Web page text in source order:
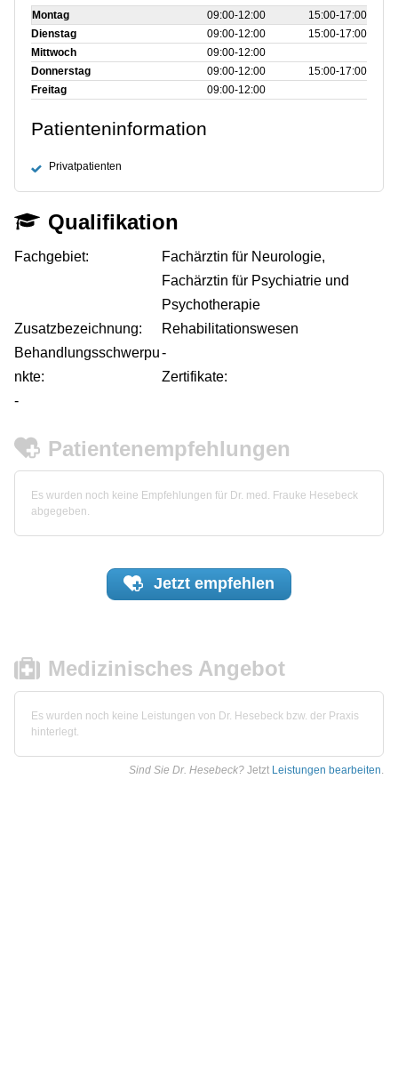
Montag 09:00‑12:00
15:00‑17:00
Dienstag
09:00‑12:00
15:00‑17:00
Mittwoch
09:00‑12:00
Donnerstag
09:00‑12:00
15:00‑17:00
Freitag
09:00‑12:00
Patienteninformation
Privatpatienten
Qualifikation
Fachgebiet:
Fachärztin für Neurologie,
Fachärztin für Psychiatrie und
Psychotherapie
Zusatzbezeichnung:
Rehabilitationswesen
Behandlungsschwerpu
nkte:
-
Zertifikate:
-
Patientenempfehlungen
Es wurden noch keine Empfehlungen für Dr. med. Frauke Hesebeck
abgegeben.
Jetzt empfehlen
Medizinisches Angebot
Es wurden noch keine Leistungen von Dr. Hesebeck bzw. der Praxis
hinterlegt.
Sind Sie Dr. Hesebeck? Jetzt Leistungen bearbeiten.